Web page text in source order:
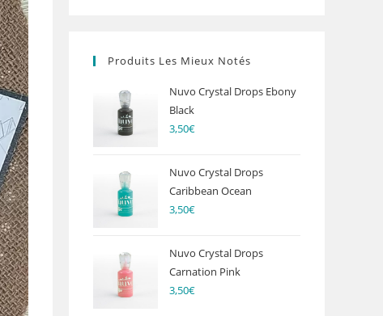
Produits Les Mieux Notés
Nuvo Crystal Drops Ebony
Black
3,50€
Nuvo Crystal Drops
Caribbean Ocean
3,50€
Nuvo Crystal Drops
Carnation Pink
3,50€